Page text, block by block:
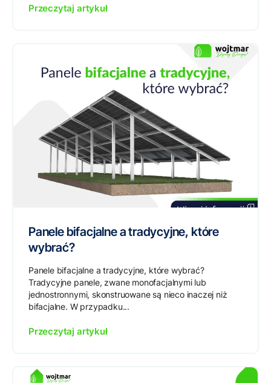
Przeczytaj artykuł
Panele bifacjalne a tradycyjne, które
wybrać?
Panele bifacjalne a tradycyjne, które wybrać?
Tradycyjne panele, zwane monofacjalnymi lub
jednostronnymi, skonstruowane są nieco inaczej niż
bifacjalne. W przypadku...
Przeczytaj artykuł